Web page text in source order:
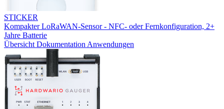
STICKER
Kompakter LoRaWAN-Sensor - NFC- oder Fernkonfiguration, 2+
Jahre Batterie
Übersicht Dokumentation Anwendungen